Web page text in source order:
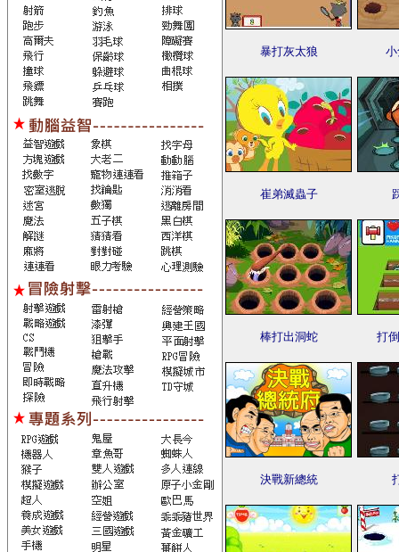
暴打灰太狼
崔弟滅蟲子
棒打出洞蛇 打
決戰新總統